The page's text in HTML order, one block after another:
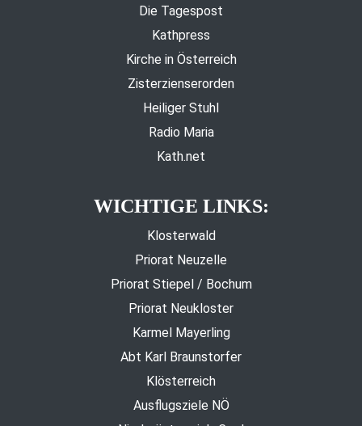
Die Tagespost
Kathpress
Kirche in Österreich
Zisterzienserorden
Heiliger Stuhl
Radio Maria
Kath.net
WICHTIGE LINKS:
Klosterwald
Priorat Neuzelle
Priorat Stiepel / Bochum
Priorat Neukloster
Karmel Mayerling
Abt Karl Braunstorfer
Klösterreich
Ausflugsziele NÖ